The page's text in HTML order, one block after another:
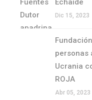
Echaide
Dic 15, 2023
personas
Ucrania
ROJA
Abr 05, 2023